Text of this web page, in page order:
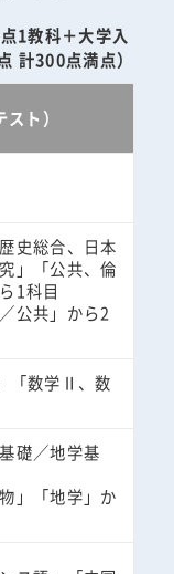
1教科＋大学入
計300点満点）
ト）
史総合、日本
」「公共、倫
1科目
公共」から2
「数学Ⅱ、数
礎／地学基
」「地学」か